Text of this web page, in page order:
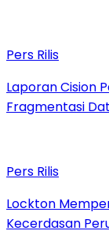
Pers Rilis
Laporan Cision
Fragmentasi
Pers Rilis
Lockton
Kecerdasan